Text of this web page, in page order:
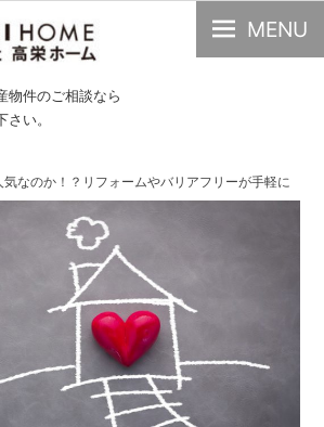
物件のご相談なら
い。
MENU
なのか！？リフォームやバリアフリーが手軽に
力とは